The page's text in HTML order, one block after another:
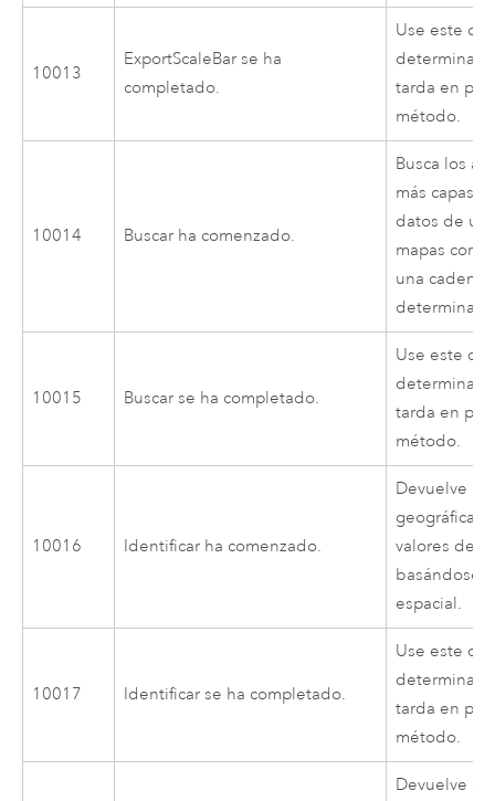
10013
ExportScaleBar se ha
completado.
Use este
determinar
tarda en
método.
10014 Buscar ha comenzado.
Busca los
más capas
datos de un
mapas
una cadena
10015 Buscar se ha completado.
Use este
determinar
tarda en
método.
10016 Identificar ha comenzado.
Devuelve
geográficas
valores de
basándose
espacial.
10017 Identificar se ha completado.
Use este
determinar
tarda en
método.
Devuelve el